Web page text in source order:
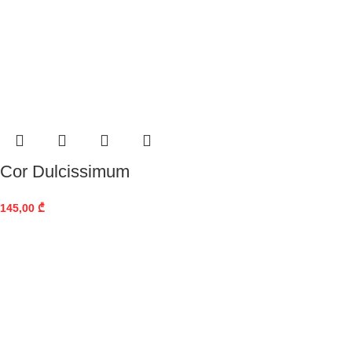
Cor Dulcissimum
145,00 ₾